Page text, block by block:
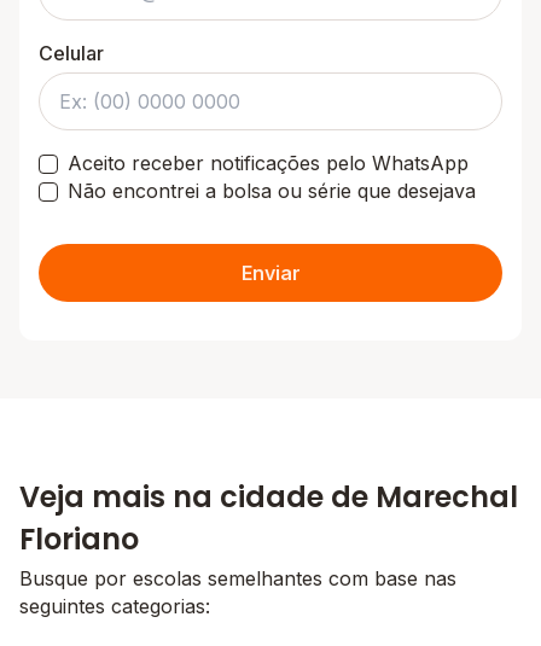
Celular
Aceito receber notificações pelo WhatsApp
Não encontrei a bolsa ou série que desejava
Enviar
Veja mais na cidade de Marechal
Floriano
Busque por escolas semelhantes com base nas
seguintes categorias: